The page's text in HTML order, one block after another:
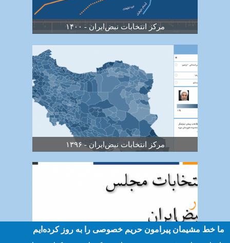
مرکز انتخابات نبض‌ایران - ۱۴۰۰
مرکز انتخابات نبض‌ایران - ۱۳۹۶
ما خط مشیمان پیرامون حریم خصوصی را به روز کرده‌ایم